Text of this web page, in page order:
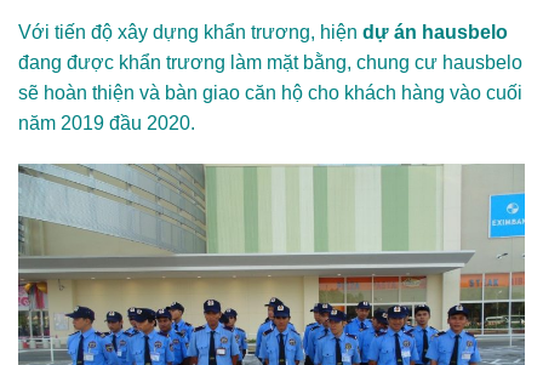
Với tiến độ xây dựng khẩn trương, hiện dự án hausbelo
đang được khẩn trương làm mặt bằng, chung cư hausbelo
sẽ hoàn thiện và bàn giao căn hộ cho khách hàng vào cuối
năm 2019 đầu 2020.